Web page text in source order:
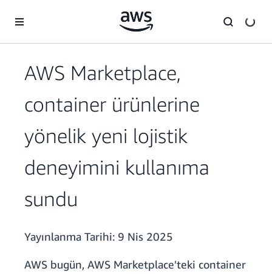
AWS Marketplace,
container ürünlerine
yönelik yeni lojistik
deneyimini kullanıma
sundu
Yayınlanma Tarihi: 9 Nis 2025
AWS bugün, AWS Marketplace'teki container